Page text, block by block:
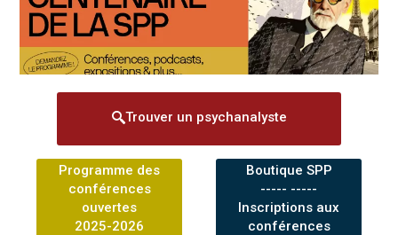
Trouver un psychanalyste
Programme des
conférences
ouvertes
2025-2026
Boutique SPP
----- -----
Inscriptions aux
conférences